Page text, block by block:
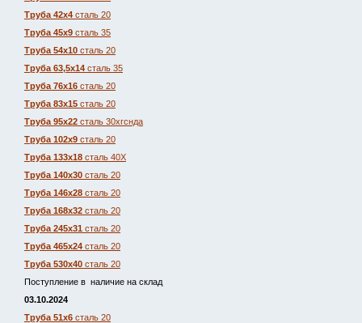
Труба 42х4 сталь 20
Труба 45х9 сталь 35
Труба 54х10 сталь 20
Труба 63,5х14 сталь 35
Труба 76х16 сталь 20
Труба 83х15 сталь 20
Труба 95х22 сталь 30хгснда
Труба 102х9 сталь 20
Труба 133х18 сталь 40Х
Труба 140х30 сталь 20
Труба 146х28 сталь 20
Труба 168х32 сталь 20
Труба 245х31 сталь 20
Труба 465х24 сталь 20
Труба 530х40 сталь 20
Поступление в наличие на склад
03.10.2024
Труба 51х6 сталь 20